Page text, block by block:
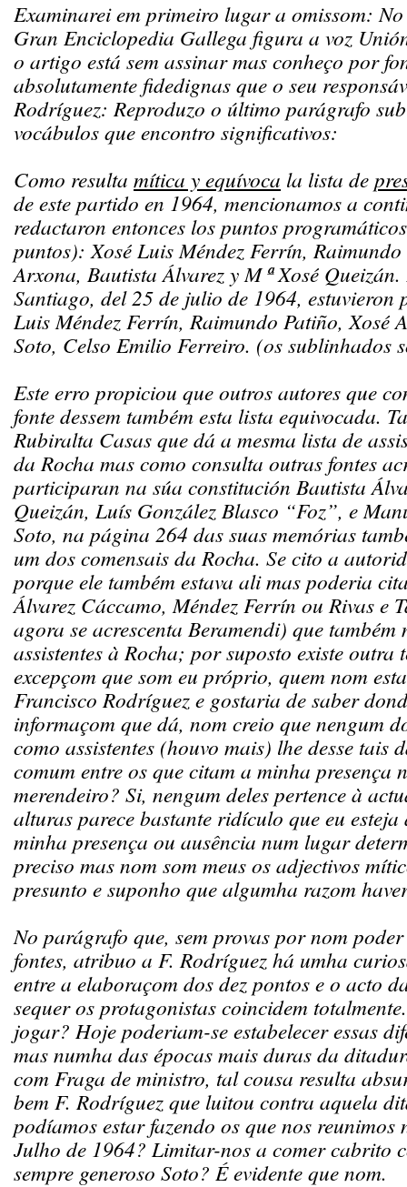
Examinarei em primeiro lugar a omissom:
Gran Enciclopedia Gallega figura a voz
o artigo está sem assinar mas conheço por
absolutamente fidedignas que o seu
Rodríguez: Reproduzo o último parágrafo
vocábulos que encontro significativos:
Como resulta mítica y equívoca la lista de
de este partido en 1964, mencionamos a
redactaron entonces los puntos
puntos): Xosé Luis Méndez Ferrín,
Arxona, Bautista Álvarez y M ª Xosé
Santiago, del 25 de julio de 1964, estuvieron
Luis Méndez Ferrín, Raimundo Patiño, Xosé
Soto, Celso Emilio Ferreiro. (os sublinhados
Este erro propiciou que outros autores que
fonte dessem também esta lista equivocada.
Rubiralta Casas que dá a mesma lista de
da Rocha mas como consulta outras fontes
participaran na súa constitución Bautista
Queizán, Luís González Blasco “Foz”, e
Soto, na página 264 das suas memórias
um dos comensais da Rocha. Se cito a
porque ele também estava ali mas poderia
Álvarez Cáccamo, Méndez Ferrín ou Rivas e
agora se acrescenta Beramendi) que também
assistentes à Rocha; por suposto existe outra
excepçom que som eu próprio, quem nom
Francisco Rodríguez e gostaria de saber
informaçom que dá, nom creio que nengum
como assistentes (houvo mais) lhe desse tais
comum entre os que citam a minha presença
merendeiro? Si, nengum deles pertence à
alturas parece bastante ridículo que eu
minha presença ou ausência num lugar
preciso mas nom som meus os adjectivos
presunto e suponho que algumha razom
No parágrafo que, sem provas por nom
fontes, atribuo a F. Rodríguez há umha
entre a elaboraçom dos dez pontos e o acto
sequer os protagonistas coincidem
jogar? Hoje poderiam-se estabelecer essas
mas numha das épocas mais duras da
com Fraga de ministro, tal cousa resulta
bem F. Rodríguez que luitou contra aquela
podíamos estar fazendo os que nos reunimos
Julho de 1964? Limitar-nos a comer cabrito
sempre generoso Soto? É evidente que nom.